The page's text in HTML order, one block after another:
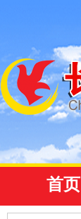
首页